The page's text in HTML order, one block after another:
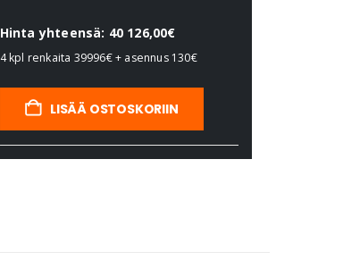
Hinta yhteensä: 40 126,00€
4 kpl renkaita 39996€+ asennus 130€
LISÄÄ OSTOSKORIIN